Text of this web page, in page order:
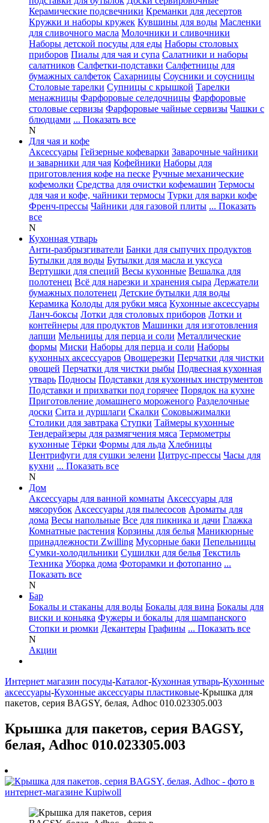
Керамические подсвечники Креманки для десертов
Кружки и наборы кружек Кувшины для воды Масленки
для сливочного масла Молочники и сливочники
Наборы детской посуды для еды Наборы столовых
приборов Пиалы для чая и супа Салатники и наборы
салатников Салфетки-подставки Салфетницы для
бумажных салфеток Сахарницы Соусники и соусницы
Столовые тарелки Супницы с крышкой Тарелки
менажницы Фарфоровые селедочницы Фарфоровые
столовые сервизы Фарфоровые чайные сервизы Чашки с
блюдцами ... Показать все
N
Для чая и кофе
Аксессуары Гейзерные кофеварки Заварочные чайники
и заварники для чая Кофейники Наборы для
приготовления кофе на песке Ручные механические
кофемолки Средства для очистки кофемашин Термосы
для чая и кофе, чайники термосы Турки для варки кофе
Френч-прессы Чайники для газовой плиты ... Показать
все
N
Кухонная утварь
Анти-разбрызгиватели Банки для сыпучих продуктов
Бутылки для воды Бутылки для масла и уксуса
Вертушки для специй Весы кухонные Вешалка для
полотенец Всё для нарезки и хранения сыра Держатели
бумажных полотенец Детские бутылки для воды
Керамика Колоды для рубки мяса Кухонные аксессуары
Ланч-боксы Лотки для столовых приборов Лотки и
контейнеры для продуктов Машинки для изготовления
лапши Мельницы для перца и соли Металлические
формы Миски Наборы для перца и соли Наборы
кухонных аксессуаров Овощерезки Перчатки для чистки
овощей Перчатки для чистки рыбы Подвесная кухонная
утварь Подносы Подставки для кухонных инструментов
Подставки и прихватки под горячее Порядок на кухне
Приготовление домашнего мороженого Разделочные
доски Сита и дуршлаги Скалки Соковыжималки
Столики для завтрака Ступки Таймеры кухонные
Тендерайзеры для размягчения мяса Термометры
кухонные Тёрки Формы для льда Хлебницы
Центрифуги для сушки зелени Цитрус-прессы Часы для
кухни ... Показать все
N
Дом
Аксессуары для ванной комнаты Аксессуары для
мясорубок Аксессуары для пылесосов Ароматы для
дома Весы напольные Все для пикника и дачи Глажка
Комнатные растения Корзины для белья Маникюрные
принадлежности Zwilling Мусорные баки Пепельницы
Сумки-холодильники Сушилки для белья Текстиль
Техника Уборка дома Фоторамки и фотопанно ...
Показать все
N
Бар
Бокалы и стаканы для воды Бокалы для вина Бокалы для
виски и коньяка Фужеры и бокалы для шампанского
Стопки и рюмки Декантеры Графины ... Показать все
N
Акции
Интернет магазин посуды-Каталог-Кухонная утварь-Кухонные
аксессуары-Кухонные аксессуары пластиковые-Крышка для
пакетов, серия BAGSY, белая, Adhoc 010.023305.003
Крышка для пакетов, серия BAGSY,
белая, Adhoc 010.023305.003